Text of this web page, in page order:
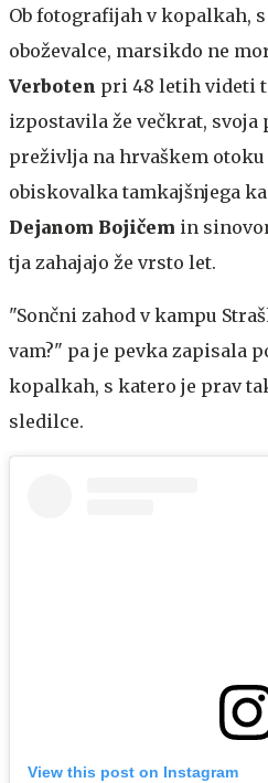
Ob fotografijah v kopalkah,
oboževalce, marsikdo ne
Verboten pri 48 letih videti
izpostavila že večkrat, svoja
preživlja na hrvaškem otoku
obiskovalka tamkajšnjega
Dejanom Bojičem in
tja zahajajo že vrsto let.
"Sončni zahod v kampu
vam?" pa je pevka zapisala
kopalkah, s katero je prav
sledilce.
View this post on Instagram